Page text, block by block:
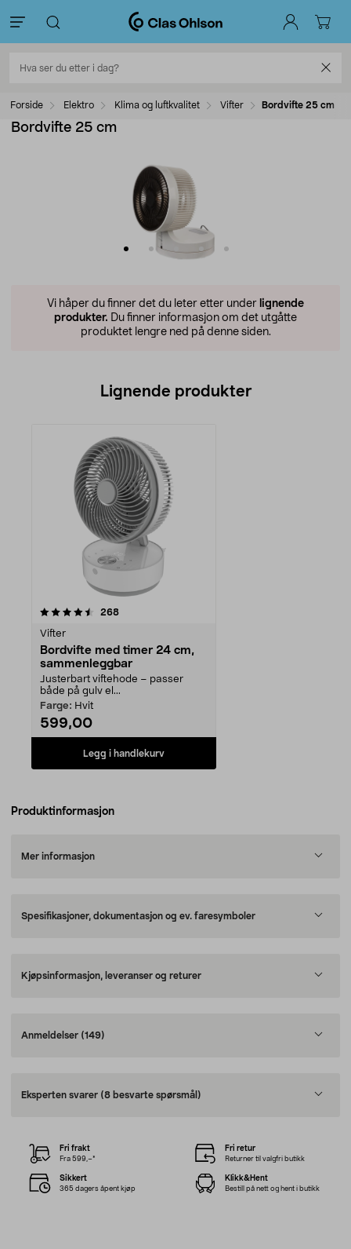
Forside Elektro Klima og luftkvalitet Vifter Bordvifte 25 cm
Bordvifte 25 cm
Vi håper du finner det du leter etter under lignende
produkter. Du finner informasjon om det utgåtte
produktet lengre ned på denne siden.
Lignende produkter
268anmeldelser
Vifter
Bordvifte med timer 24 cm,
sammenleggbar
Justerbart viftehode – passer
både på gulv el...
Farge: Hvit
599,00
Legg i handlekurv
Produktinformasjon
Mer informasjon
Spesifikasjoner, dokumentasjon og ev. faresymboler
Kjøpsinformasjon, leveranser og returer
Anmeldelser (149)
Eksperten svarer (8 besvarte spørsmål)
Fri frakt
Fra 599,–*
Fri retur
Returner til valgfri butikk
Sikkert
365 dagers åpent kjøp
Klikk&Hent
Bestill på nett og hent i butikk